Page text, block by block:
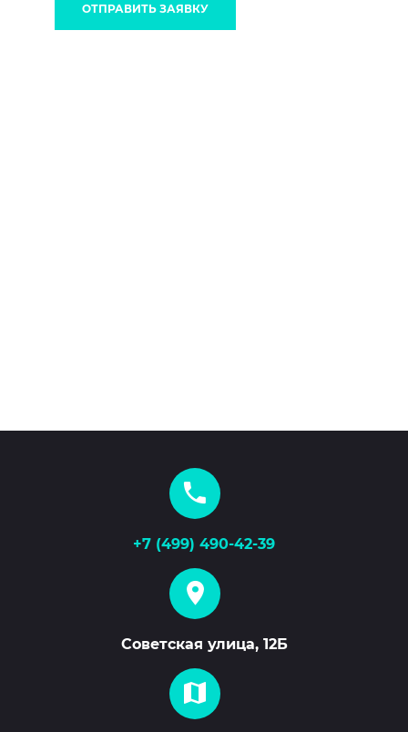
ОТПРАВИТЬ ЗАЯВКУ
+7 (499) 490-42-39
Советская улица, 12Б